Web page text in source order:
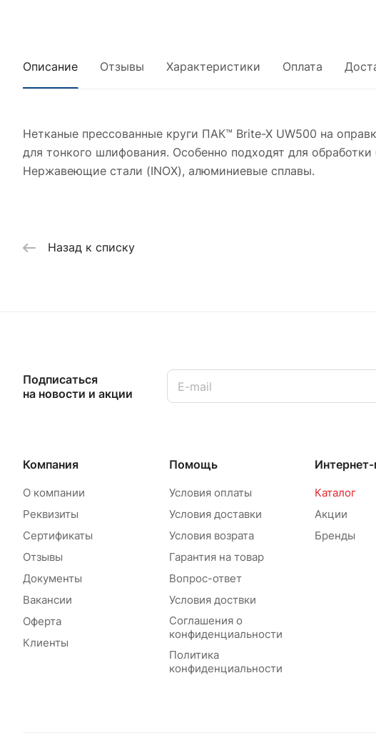
Описание Отзывы Характеристики Оплата
Нетканые прессованные круги ПАК™ Brite-X UW500 на
для тонкого шлифования. Особенно подходят для
Нержавеющие стали (INOX), алюминиевые сплавы.
Назад к списку
Подписаться
на новости и акции
Компания
О компании
Реквизиты
Сертификаты
Отзывы
Документы
Вакансии
Оферта
Клиенты
Помощь
Условия оплаты
Условия доставки
Условия возрата
Гарантия на товар
Вопрос-ответ
Условия доствки
Соглашения о
конфиденциальности
Политика
конфиденциальности
Каталог
Акции
Бренды